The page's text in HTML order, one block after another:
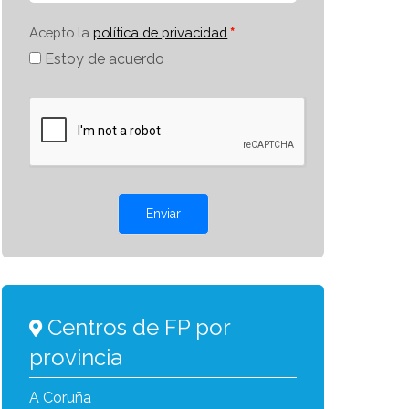
Acepto la política de privacidad
Estoy de acuerdo
Enviar
Centros de FP por
provincia
A Coruña